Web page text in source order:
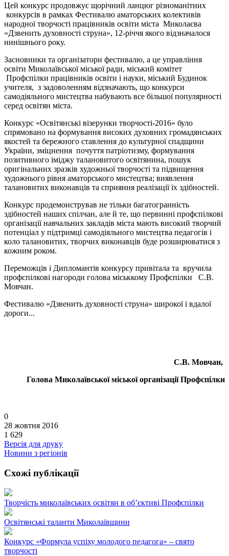
Цей конкурс продовжує щорічний ланцюг різноманітних
конкурсів в рамках Фестивалю аматорських колективів
народної творчості працівників освіти міста Миколаєва
«Дзвенить духовності струна», 12-річчя якого відзначалося
нинішнього року.
Засновники та організатори фестивалю, а це управління
освіти Миколаївської міської ради, міський комітет
Профспілки працівників освіти і науки, міський Будинок
учителя, з задоволенням відзначають, що конкурси
самодіяльного мистецтва набувають все більшої популярності
серед освітян міста.
Конкурс «Освітянські візерунки творчості-2016» було
спрямовано на формування високих духовних громадянських
якостей та бережного ставлення до культурної спадщини
України, зміцнення почуття патріотизму, формування
позитивного іміджу талановитого освітянина, пошук
оригінальних зразків художньої творчості та підвищення
художнього рівня аматорського мистецтва; виявлення
талановитих виконавців та сприяння реалізації їх здібностей.
Конкурс продемонстрував не тільки багатогранність
здібностей наших спілчан, але й те, що первинні профспілкові
організації навчальних закладів міста мають високий творчий
потенціал у підтримці самодіяльного мистецтва педагогів і
коло талановитих, творчих виконавців буде розширюватися з
кожним роком.
Переможців і Дипломантів конкурсу привітала та вручила
профспілкові нагороди голова міськкому Профспілки С.В.
Мовчан.
Фестивалю «Дзвенить духовності струна» широкої і вдалої
дороги...
С.В. Мовчан,
Голова Миколаївської міської організації Профспілки
0
28 жовтня 2016
1 629
Версія для друку
Новини з регіонів
Схожі публікації
Творчість миколаївських освітян в об’єктиві Профспілки
Освітянські таланти Миколаївщини
Конкурс «Формула успіху молодого педагога» – свято
творчості